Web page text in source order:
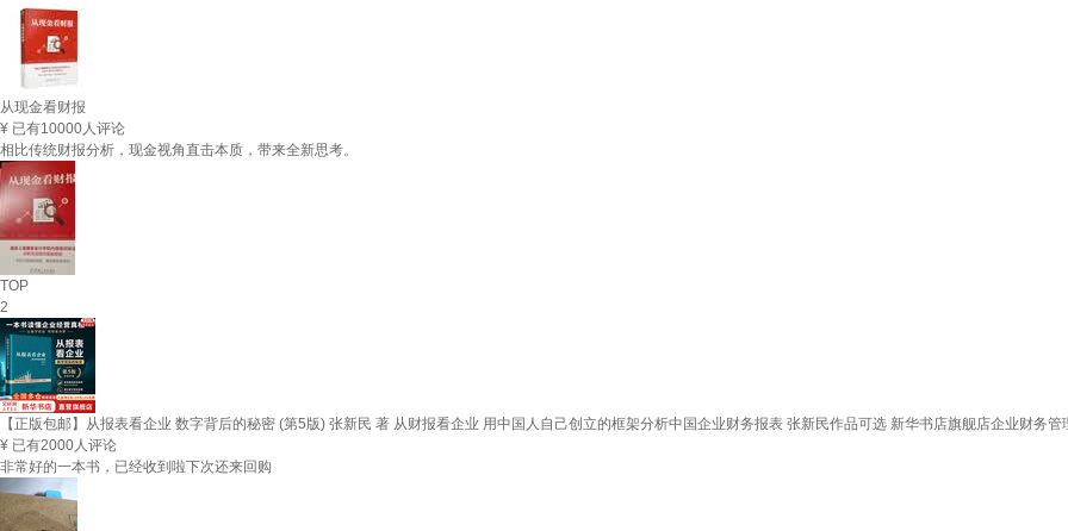
从现金看财报
¥ 已有10000人评论
相比传统财报分析，现金视角直击本质，带来全新思考。
TOP
2
【正版包邮】从报表看企业 数字背后的秘密 (第5版) 张新民 著 从财报看企业 用中国人自己创立的框架分析中国企业财务报表 张新民作品可选 新华书店旗舰店企业财务
¥ 已有2000人评论
非常好的一本书，已经收到啦下次还来回购